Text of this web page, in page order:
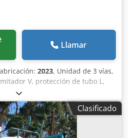
Llamar
2023, Unidad de 3 vías,
V, protección de tubo L,
del mecanismo de dispersión
tolva S 2000, componentes de
ZA, toma de fuerza con
guardabarros L y escaleras,
Codpfxet Dwibe Abpsrf
Clasificado